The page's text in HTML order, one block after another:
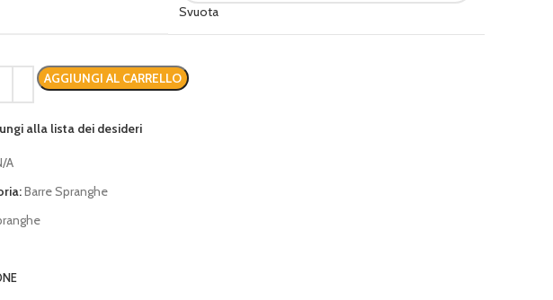
Svuota
AGGIUNGI AL CARRELLO
alla lista dei desideri
A
Barre Spranghe